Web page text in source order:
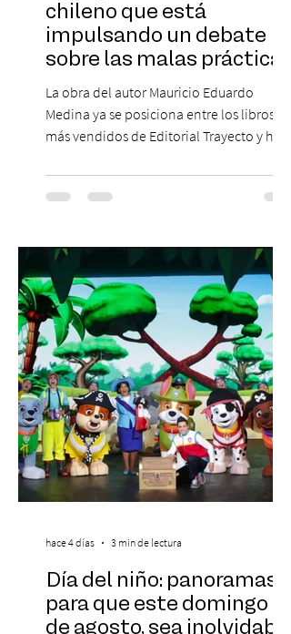
chileno que está
impulsando un debate
sobre las malas prácticas
laborales y el futuro del
trabajo
La obra del autor Mauricio Eduardo
Medina ya se posiciona entre los libros
más vendidos de Editorial Trayecto y ha
para mejorar los procesos de selección
laboral en Chile. En un contexto donde el
experiencias laborales forman parte de la
realidad de miles de trabajadores, Trabajo
de Monos – Reflexiones de la Selva
Corporativa, del autor Mauricio Eduardo
Medina, ha trascendido el ámbito editorial
Día del niño: panoramas
para que este domingo 09
de agosto, sea inolvidable
hace 4 días 3 min de lectura